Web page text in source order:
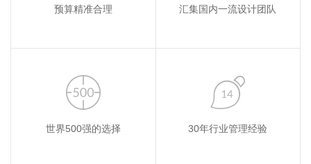
预算精准合理 汇集国内一流设计团队
世界500强的选择 30年行业管理经验